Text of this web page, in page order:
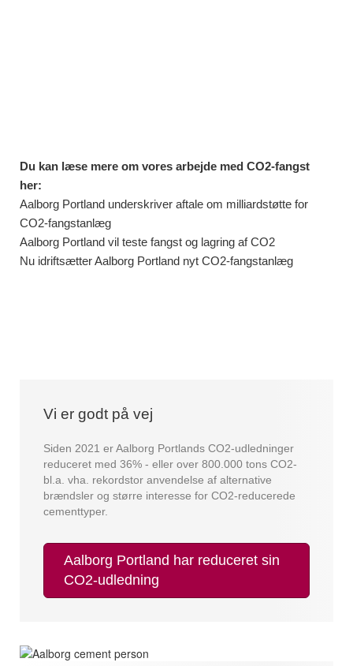
Du kan læse mere om vores arbejde med CO2-fangst
her:
Aalborg Portland underskriver aftale om milliardstøtte for
CO2-fangstanlæg
Aalborg Portland vil teste fangst og lagring af CO2
Nu idriftsætter Aalborg Portland nyt CO2-fangstanlæg
Vi er godt på vej
Siden 2021 er Aalborg Portlands CO2-udledninger
reduceret med 36% - eller over 800.000 tons CO2-
bl.a. vha. rekordstor anvendelse af alternative
brændsler og større interesse for CO2-reducerede
cementtyper.
Aalborg Portland har reduceret sin
CO2-udledning